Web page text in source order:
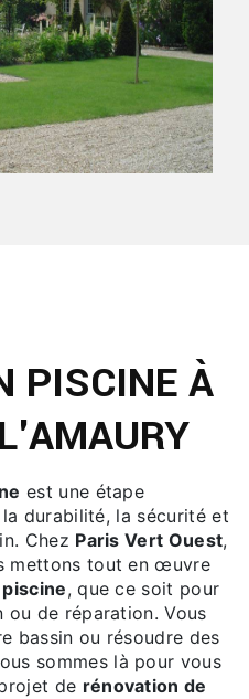
PISCINE À
est une étape
durabilité, la sécurité et
Chez Paris Vert Ouest,
mettons tout en œuvre
piscine, que ce soit pour
ou de réparation. Vous
bassin ou résoudre des
sommes là pour vous
de rénovation de